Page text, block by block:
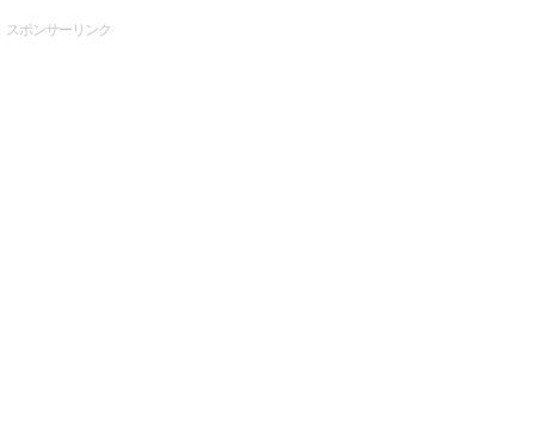
スポンサーリンク